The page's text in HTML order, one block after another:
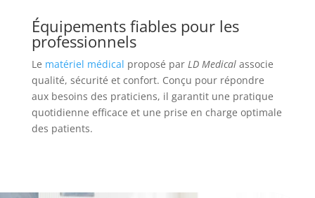
Équipements fiables pour les
professionnels
Le matériel médical proposé par LD Medicalassocie
qualité, sécurité et confort. Conçu pour répondre
aux besoins des praticiens, il garantit une pratique
quotidienne efficace et une prise en charge optimale
des patients.